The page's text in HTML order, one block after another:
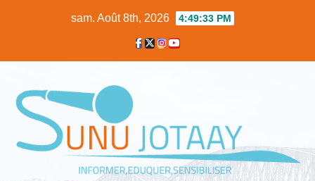
sam. Août 8th, 2026 4:49:34 PM